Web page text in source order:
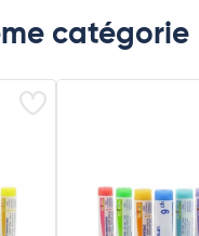
catégorie